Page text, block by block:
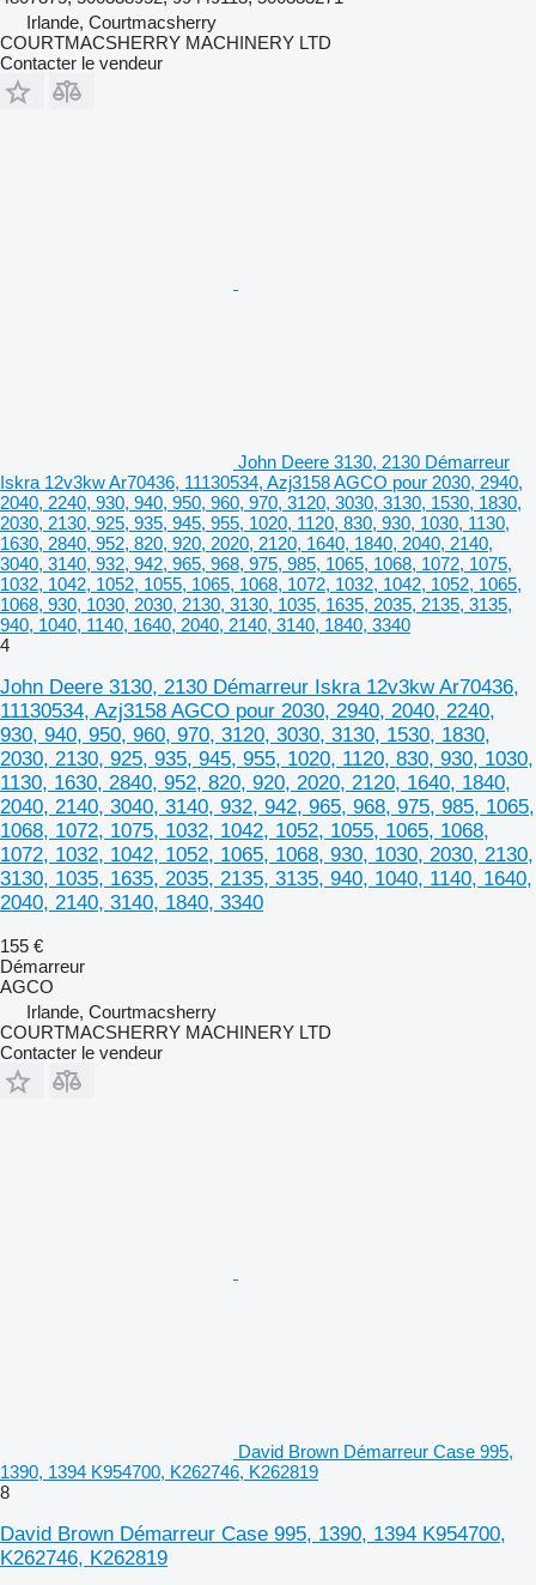
Irlande, Courtmacsherry
COURTMACSHERRY MACHINERY LTD
Contacter le vendeur
John Deere 3130, 2130 Démarreur
Iskra 12v3kw Ar70436, 11130534, Azj3158 AGCO pour 2030, 2940,
2040, 2240, 930, 940, 950, 960, 970, 3120, 3030, 3130, 1530, 1830,
2030, 2130, 925, 935, 945, 955, 1020, 1120, 830, 930, 1030, 1130,
1630, 2840, 952, 820, 920, 2020, 2120, 1640, 1840, 2040, 2140,
3040, 3140, 932, 942, 965, 968, 975, 985, 1065, 1068, 1072, 1075,
1032, 1042, 1052, 1055, 1065, 1068, 1072, 1032, 1042, 1052, 1065,
1068, 930, 1030, 2030, 2130, 3130, 1035, 1635, 2035, 2135, 3135,
940, 1040, 1140, 1640, 2040, 2140, 3140, 1840, 3340
4
John Deere 3130, 2130 Démarreur Iskra 12v3kw Ar70436,
11130534, Azj3158 AGCO pour 2030, 2940, 2040, 2240,
930, 940, 950, 960, 970, 3120, 3030, 3130, 1530, 1830,
2030, 2130, 925, 935, 945, 955, 1020, 1120, 830, 930, 1030,
1130, 1630, 2840, 952, 820, 920, 2020, 2120, 1640, 1840,
2040, 2140, 3040, 3140, 932, 942, 965, 968, 975, 985, 1065,
1068, 1072, 1075, 1032, 1042, 1052, 1055, 1065, 1068,
1072, 1032, 1042, 1052, 1065, 1068, 930, 1030, 2030, 2130,
3130, 1035, 1635, 2035, 2135, 3135, 940, 1040, 1140, 1640,
2040, 2140, 3140, 1840, 3340
155 €
Démarreur
AGCO
Irlande, Courtmacsherry
COURTMACSHERRY MACHINERY LTD
Contacter le vendeur
David Brown Démarreur Case 995,
1390, 1394 K954700, K262746, K262819
8
David Brown Démarreur Case 995, 1390, 1394 K954700,
K262746, K262819